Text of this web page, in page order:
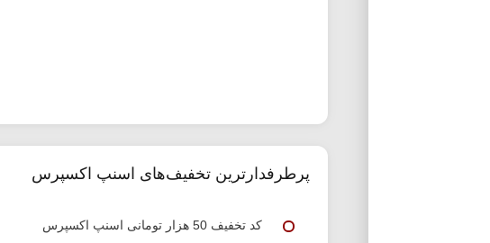
پرطرفدارترین تخفیف‌های اسنپ اکسپرس
کد تخفیف 50 هزار تومانی اسنپ اکسپرس